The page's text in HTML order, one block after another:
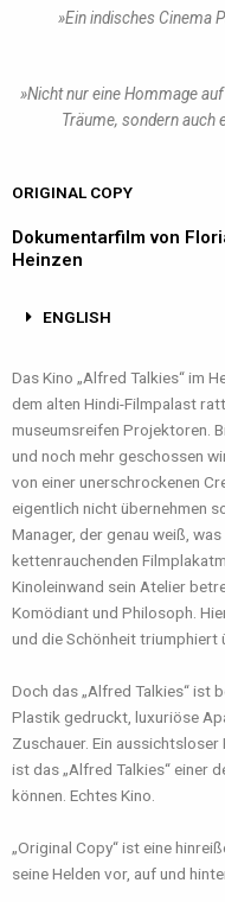
»Ein indisches Cinema
»Nicht nur eine Hommage
Träume, sondern auch
ORIGINAL COPY
Dokumentarfilm von
Heinzen
ENGLISH
Das Kino „Alfred Talkies“ im
dem alten Hindi-Filmpalast
museumsreifen Projektoren.
und noch mehr geschossen
von einer unerschrockenen
eigentlich nicht übernehmen
Manager, der genau weiß,
kettenrauchenden
Kinoleinwand sein Atelier
Komödiant und Philosoph.
und die Schönheit triumphiert
Doch das „Alfred Talkies“ ist
Plastik gedruckt, luxuriöse
Zuschauer. Ein
ist das „Alfred Talkies“ einer
können. Echtes Kino.
„Original Copy“ ist eine
seine Helden vor, auf und